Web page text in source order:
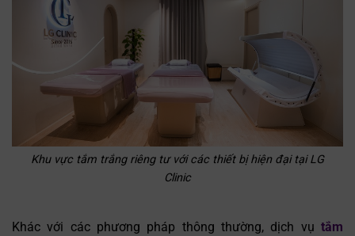
Khu vực tắm trắng riêng tư với các thiết bị hiện đại tại LG
Clinic
Khác với các phương pháp thông thường, dịch vụ tắm